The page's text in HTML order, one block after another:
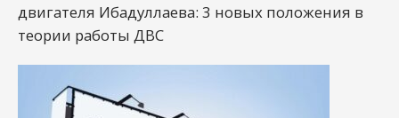
двигателя Ибадуллаева: 3 новых положения в
теории работы ДВС